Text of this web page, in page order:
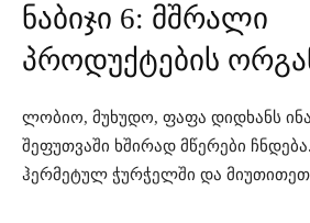
ნაბიჯი 6: მშრალი
პროდუქტების
ლობიო, მუხუდო, ფაფა დიდხანს
შეფუთვაში ხშირად მწერები
ჰერმეტულ ჭურჭელში და მიუთითეთ